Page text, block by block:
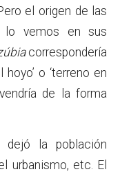
el origen de las
lo vemos en sus
correspondería
hoyo’ o ‘terreno en
vendría de la forma
la población
urbanismo, etc. El